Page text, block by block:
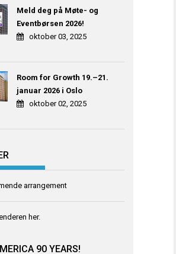
Meld deg på Møte- og
Eventbørsen 2026!
oktober 03, 2025
Room for Growth 19.–21.
januar 2026 i Oslo
oktober 02, 2025
arrangement
her.
90 YEARS!